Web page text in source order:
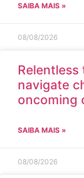
SAIBA MAIS »
08/08/2026
navigate
oncoming
SAIBA MAIS »
08/08/2026